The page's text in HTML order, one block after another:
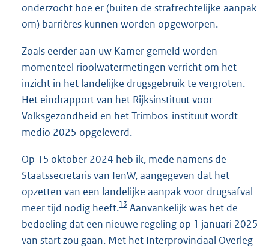
onderzocht hoe er (buiten de strafrechtelijke aanpak
om) barrières kunnen worden opgeworpen.
Zoals eerder aan uw Kamer gemeld worden
momenteel rioolwatermetingen verricht om het
inzicht in het landelijke drugsgebruik te vergroten.
Het eindrapport van het Rijksinstituut voor
Volksgezondheid en het Trimbos-instituut wordt
medio 2025 opgeleverd.
Op 15 oktober 2024 heb ik, mede namens de
Staatssecretaris van IenW, aangegeven dat het
opzetten van een landelijke aanpak voor drugsafval
meer tijd nodig heeft.13 Aanvankelijk was het de
bedoeling dat een nieuwe regeling op 1 januari 2025
van start zou gaan. Met het Interprovinciaal Overleg